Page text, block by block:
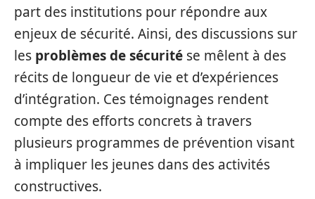
part des institutions pour répondre aux
enjeux de sécurité. Ainsi, des discussions sur
les problèmes de sécurité se mêlent à des
récits de longueur de vie et d’expériences
d’intégration. Ces témoignages rendent
compte des efforts concrets à travers
plusieurs programmes de prévention visant
à impliquer les jeunes dans des activités
constructives.